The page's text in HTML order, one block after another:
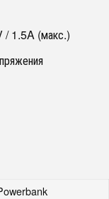
1.5A (макс.)